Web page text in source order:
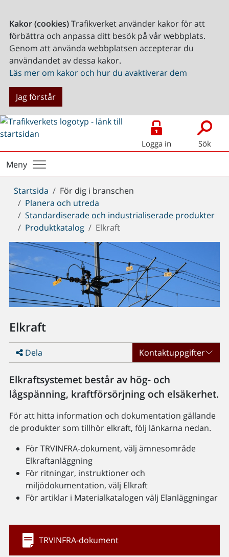
Kakor (cookies)Trafikverket använder kakor för att
förbättra och anpassa ditt besök på vår webbplats.
Genom att använda webbplatsen accepterar du
användandet av dessa kakor.
Läs mer om kakor och hur du avaktiverar dem
Jag förstår
Logga in Sök
Meny
Du
är
här:
Startsida
För dig i branschen
Planera och utreda
Standardiserade och industrialiserade produkter
Produktkatalog
Elkraft
Elkraft
Dela Kontaktuppgifter
Elkraftsystemet består av hög- och
lågspänning, kraftförsörjning och elsäkerhet.
För att hitta information och dokumentation gällande
de produkter som tillhör elkraft, följ länkarna nedan.
För TRVINFRA-dokument, välj ämnesområde
Elkraftanläggning
För ritningar, instruktioner och
miljödokumentation, välj Elkraft
För artiklar i Materialkatalogen välj Elanläggningar
TRVINFRA-dokument